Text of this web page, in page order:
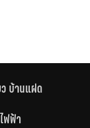
บ้านแฝด
ฟฟ้า